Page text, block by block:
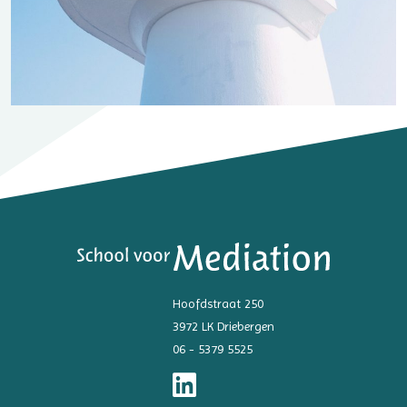
Hoofdstraat 250
3972 LK Driebergen
06 - 5379 5525